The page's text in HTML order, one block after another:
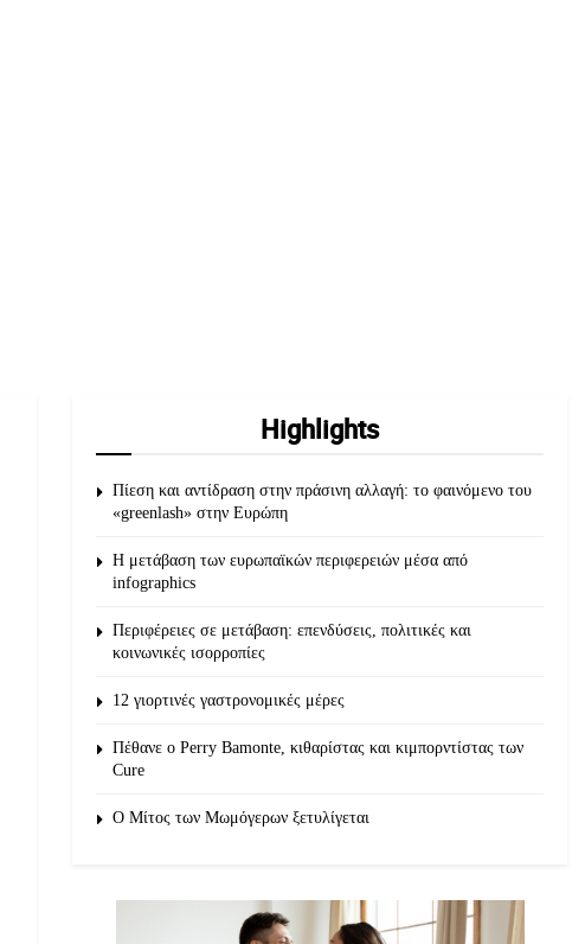
Highlights
Πίεση και αντίδραση στην πράσινη αλλαγή: το φαινόμενο του
«greenlash» στην Ευρώπη
Η μετάβαση των ευρωπαϊκών περιφερειών μέσα από
infographics
Περιφέρειες σε μετάβαση: επενδύσεις, πολιτικές και
κοινωνικές ισορροπίες
12 γιορτινές γαστρονομικές μέρες
Πέθανε ο Perry Bamonte, κιθαρίστας και κιμπορντίστας των
Cure
O Μίτος των Μωμόγερων ξετυλίγεται